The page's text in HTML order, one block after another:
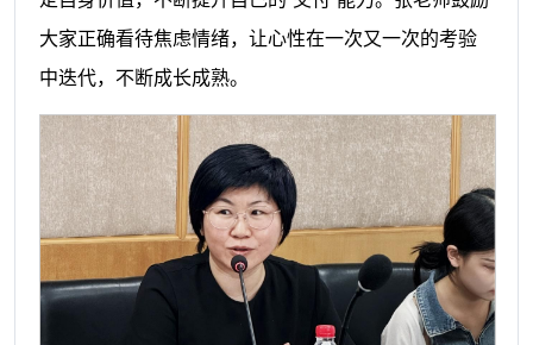
大家正确看待焦虑情绪，让心性在一次又一次的考验
中迭代，不断成长成熟。